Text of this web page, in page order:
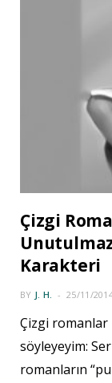
Çizgi
Karakteri
BY J. H. 25/11/
Çizgi
söyleyeyim:
romanların